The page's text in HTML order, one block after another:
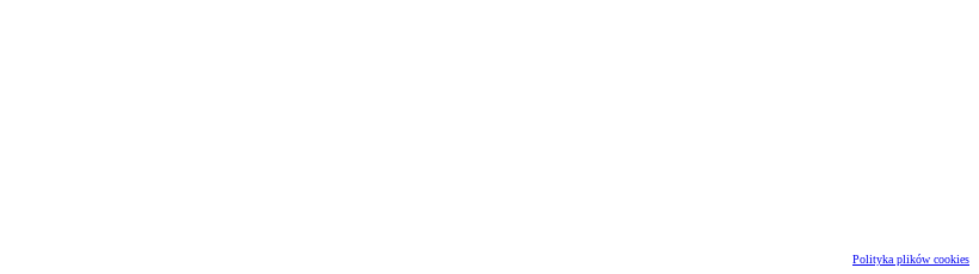
Polityka plików cookies